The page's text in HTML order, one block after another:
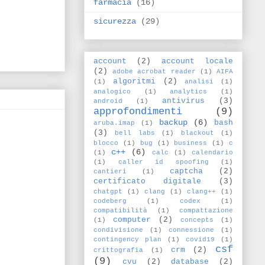
farmacia
(16)
sicurezza
(29)
account (2)
account locale
(2)
adobe acrobat reader (1)
AIFA
(1)
algoritmi (2) analisi
(1)
analogico
(1) analytics
(1)
android
(1) antivirus (3)
approfondimenti (9)
aruba.imap (1) backup (6)
bash
(3)
bell labs (1) blackout
(1)
blocco
(1) bug (1) business (1)
c
(1)
c++ (6) calc (1)
calendario
(1)
caller id spoofing
(1)
cantieri
(1) captcha
(2)
certificato digitale
(3)
chatgpt (1) clang (1) clang++
(1)
codeberg
(1) codex
(1)
compatibilità
(1)
compattazione
(1)
computer (2) concepts
(1)
condivisione
(1) connessione
(1)
contingency plan
(1) covid19
(1)
crittografia
(1) crm (2)
csf
(9)
cvu (2) database (2)